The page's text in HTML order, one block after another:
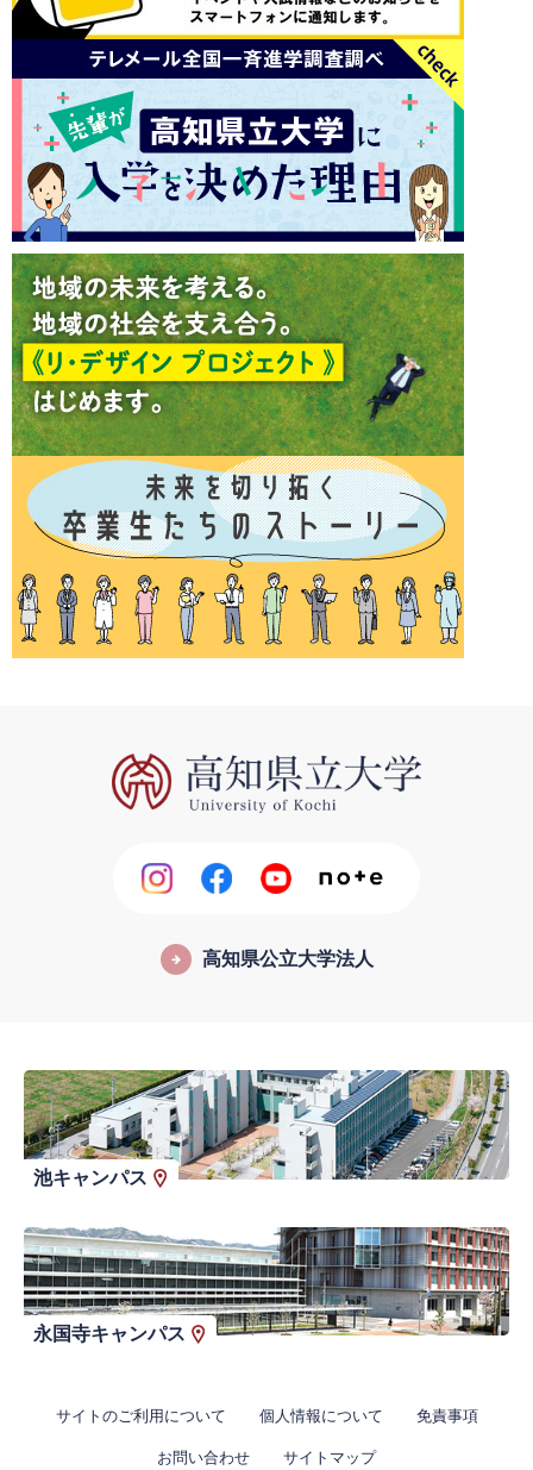
高知県公立大学法人
池キャンパス
永国寺キャンパス
サイトのご利用について 個人情報について 免責事項
お問い合わせ サイトマップ